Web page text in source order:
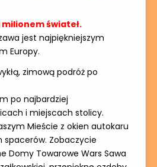
milionem świateł.
jest najpiękniejszym
Europy.
zimową podróż po
po najbardziej
i miejscach stolicy.
Mieście z okien autokaru
spacerów. Zobaczycie
Domy Towarowe Wars Sawa